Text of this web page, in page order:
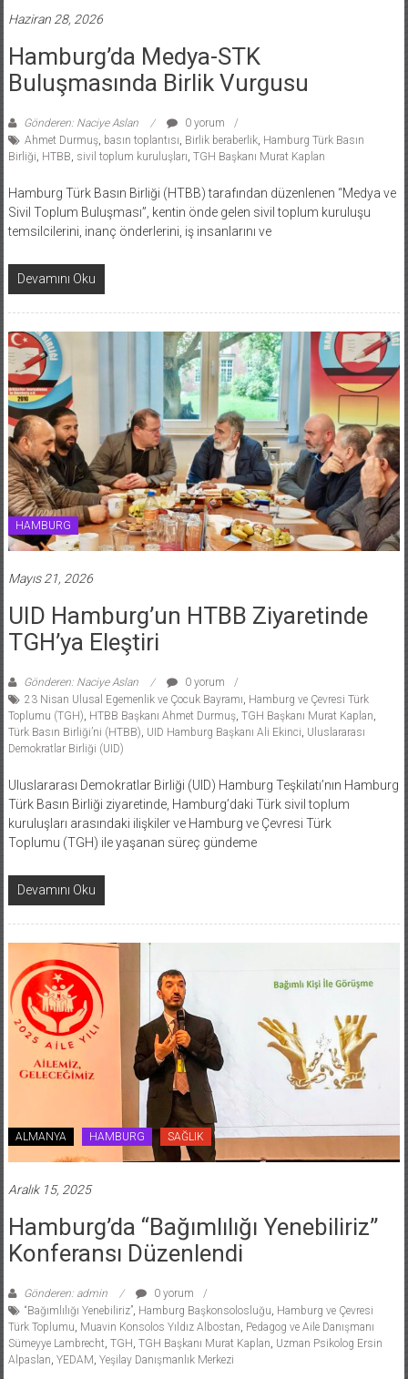
Haziran 28, 2026
Hamburg’da Medya-STK
Buluşmasında Birlik Vurgusu
Gönderen: Naciye Aslan
0 yorum
Ahmet Durmuş, basın toplantısı Birlik beraberlik, Hamburg Türk Basın
Birliği HTBB sivil toplum kuruluşları TGH Başkanı Murat Kaplan
Hamburg Türk Basın Birliği (HTBB) tarafından düzenlenen “Medya ve
Sivil Toplum Buluşması”, kentin önde gelen sivil toplum kuruluşu
temsilcilerini, inanç önderlerini, iş insanlarını ve
Devamını Oku
HAMBURG
Mayıs 21, 2026
UID Hamburg’un HTBB Ziyaretinde
TGH’ya Eleştiri
Gönderen: Naciye Aslan
0 yorum
23 Nisan Ulusal Egemenlik ve Çocuk Bayramı, Hamburg ve Çevresi Türk
Toplumu (TGH), HTBB Başkanı Ahmet Durmuş, TGH Başkanı Murat Kaplan,
Türk Basın Birliği’ni (HTBB), UID Hamburg Başkanı Ali Ekinci, Uluslararası
Demokratlar Birliği (UID)
Uluslararası Demokratlar Birliği (UID) Hamburg Teşkilatı’nın Hamburg
Türk Basın Birliği ziyaretinde, Hamburg’daki Türk sivil toplum
kuruluşları arasındaki ilişkiler ve Hamburg ve Çevresi Türk
Toplumu (TGH) ile yaşanan süreç gündeme
Devamını Oku
ALMANYA HAMBURG SAĞLIK
Aralık 15, 2025
Hamburg’da “Bağımlılığı Yenebiliriz”
Konferansı Düzenlendi
Gönderen: admin
0 yorum
“Bağımlılığı Yenebiliriz”, Hamburg Başkonsolosluğu, Hamburg ve Çevresi
Türk Toplumu, Muavin Konsolos Yıldız Albostan, Pedagog ve Aile Danışmanı
Sümeyye Lambrecht, TGH, TGH Başkanı Murat Kaplan, Uzman Psikolog Ersin
Alpaslan, YEDAM, Yeşilay Danışmanlık Merkezi